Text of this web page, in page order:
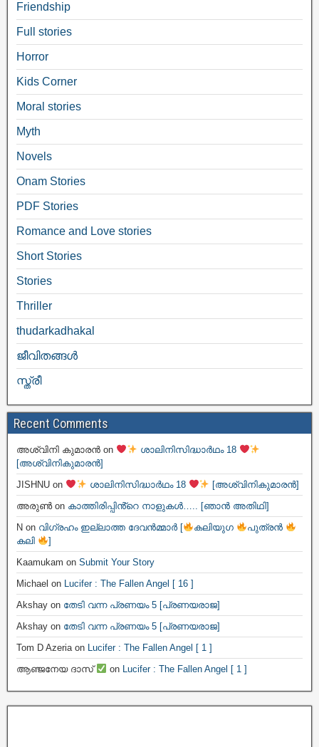
Friendship
Full stories
Horror
Kids Corner
Moral stories
Myth
Novels
Onam Stories
PDF Stories
Romance and Love stories
Short Stories
Stories
Thriller
thudarkadhakal
ജീവിതങ്ങള്‍
സ്ത്രീ
Recent Comments
അശ്വിനി കുമാരൻ on
ശാലിനിസിദ്ധാർഥം 18
[അശ്വിനികുമാരൻ]
JISHNU on ശാലിനിസിദ്ധാർഥം 18
[അശ്വിനികുമാരൻ]
അരുൺon കാത്തിരിപ്പിൻ്റെ നാളുകൾ….. [ഞാൻ അതിഥി]
N on വിഗ്രഹം ഇല്ലാത്ത ദേവൻമ്മാർ [ കലിയുഗ
പുത്രൻ
കലി
]
Kaamukam on Submit Your Story
Michael on Lucifer : The Fallen Angel [ 16 ]
Akshay on തേടി വന്ന പ്രണയം 5 [പ്രണയരാജ]
Akshay on തേടി വന്ന പ്രണയം 5 [പ്രണയരാജ]
Tom D Azeriaon Lucifer : The Fallen Angel [ 1 ]
ആഞ്ജനേയ ദാസ്
on Lucifer : The Fallen Angel [ 1 ]